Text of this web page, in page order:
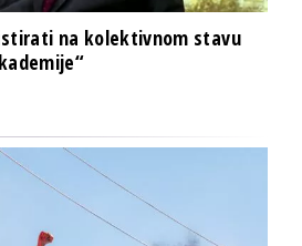
na kolektivnom stavu